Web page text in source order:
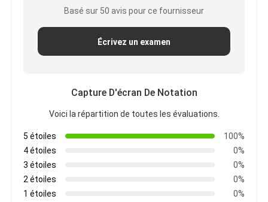
Basé sur 50 avis pour ce fournisseur
Écrivez un examen
Capture D'écran De Notation
Voici la répartition de toutes les évaluations.
5 étoiles
100%
4 étoiles
0%
3 étoiles
0%
2 étoiles
0%
1 étoiles
0%